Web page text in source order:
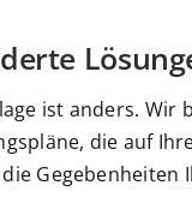
ist anders. Wir
die auf
Gegebenheiten